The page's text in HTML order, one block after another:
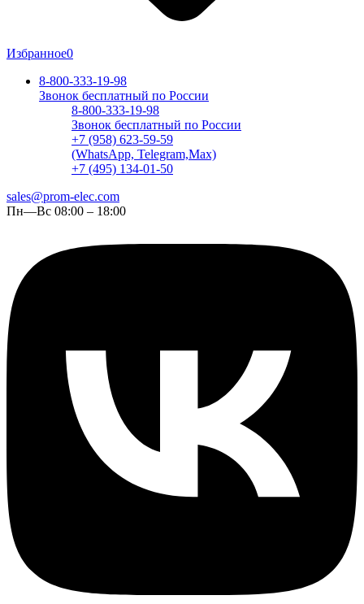
Избранное0
8-800-333-19-98
Звонок бесплатный по России
8-800-333-19-98
Звонок бесплатный по России
+7 (958) 623-59-59
(WhatsApp, Telegram,Max)
+7 (495) 134-01-50
sales@prom-elec.com
Пн—Вс 08:00 – 18:00